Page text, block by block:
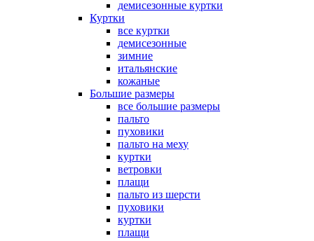
демисезонные куртки
Куртки
все куртки
демисезонные
зимние
итальянские
кожаные
Большие размеры
все большие размеры
пальто
пуховики
пальто на меху
куртки
ветровки
плащи
пальто из шерсти
пуховики
куртки
плащи